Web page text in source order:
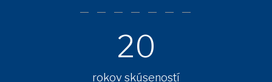
20
rokov skúseností